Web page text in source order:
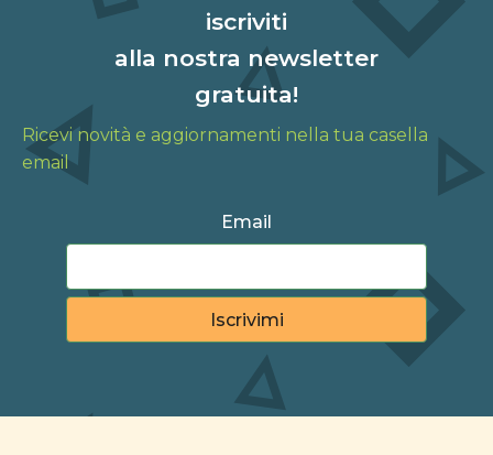
iscriviti
alla nostra newsletter
gratuita!
Ricevi novità e aggiornamenti nella tua casella
email
Email